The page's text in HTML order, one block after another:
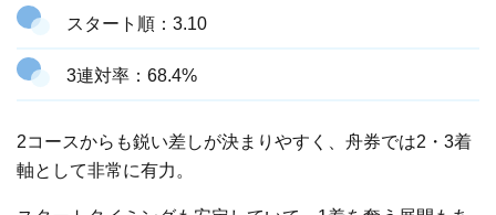
スタート順：3.10
3連対率：68.4%
2コースからも鋭い差しが決まりやすく、舟券では2・3着
軸として非常に有力。